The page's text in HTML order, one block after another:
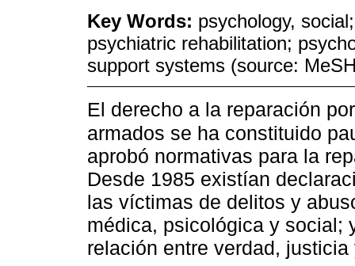
Key Words: psychology,
psychiatric rehabilitation;
support systems (source:
El derecho a la reparación
armados se ha constituido
aprobó normativas para la
Desde 1985 existían
las víctimas de delitos y
médica, psicológica y social;
relación entre verdad,